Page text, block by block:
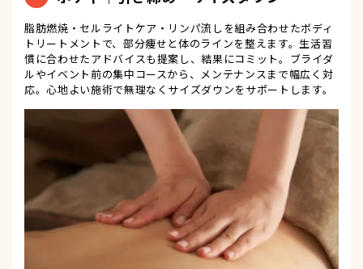
脂肪燃焼・セルライトケア・リンパ流しを組み合わせたボディ
トリートメントで、部分痩せと体のラインを整えます。生活習
慣に合わせたアドバイスも提案し、結果にコミット。ブライダ
ルやイベント前の集中コースから、メンテナンスまで幅広く対
応。心地よい施術で無理なくサイズダウンをサポートします。